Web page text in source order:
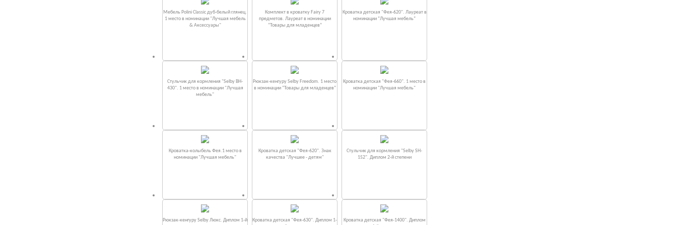
Мебель Polini Classic дуб-белый глянец.
1 место в номинации "Лучшая мебель
& Аксессуары"
Комплект в кроватку Fаiry 7
предметов. Лауреат в номинации
“Товары для младенцев”
Кроватка детская "Фея-620". Лауреат в
номинации “Лучшая мебель”
Стульчик для кормления "Selby BH-
430". 1 место в номинации "Лучшая
мебель"
Рюкзак-кенгуру Selby Freedom. 1 место
в номинации “Товары для младенцев”
Кроватка детская "Фея-660". 1 место в
номинации "Лучшая мебель"
Кроватка-колыбель Фея.1 место в
номинации "Лучшая мебель"
Кроватка детская "Фея-620". Знак
качества "Лучшее - детям"
Стульчик для кормления "Selby SH-
152". Диплом 2-й степени
Рюкзак-кенгуру Selby Люкс. Диплом 1-й
Кроватка детская "Фея-630". Диплом 1-
Кроватка детская "Фея-1400". Диплом